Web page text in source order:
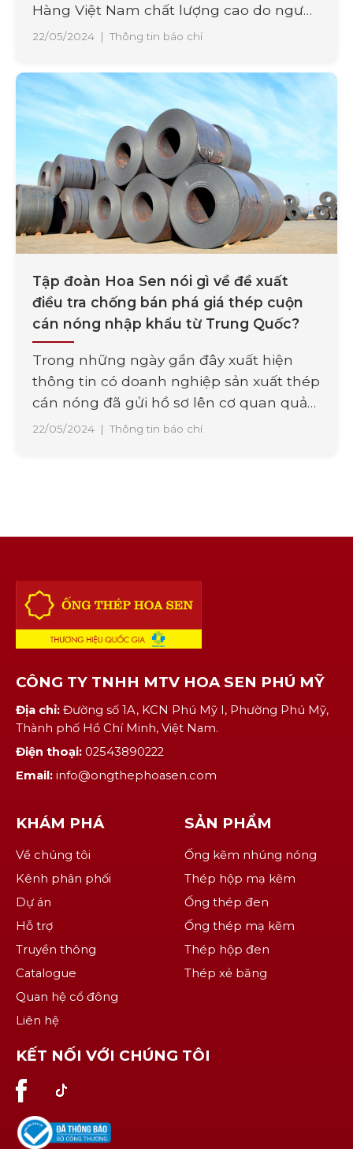
Hàng Việt Nam chất lượng cao do người
tiêu dùng bình chọn. Theo đó, các sản
chứng nhận Hàng Việt Nam chất lượng
cao năm 2024 bao gồm Tôn Hoa Sen,
Ống [...]
22/05/2024 | Thông tin báo chí
Tập đoàn Hoa Sen nói gì về đề xuất
điều tra chống bán phá giá thép cuộn
cán nóng nhập khẩu từ Trung Quốc?
Trong những ngày gần đây xuất hiện
thông tin có doanh nghiệp sản xuất thép
cán nóng đã gửi hồ sơ lên cơ quan quản
lý yêu cầu điều tra chống bán phá giá
22/05/2024 | Thông tin báo chí
CÔNG TY TNHH MTV HOA SEN PHÚ MỸ
Địa chỉ: Đường số 1A, KCN Phú Mỹ I, Phường Phú Mỹ,
Thành phố Hồ Chí Minh, Việt Nam.
Điện thoại: 02543890222
Email: info@ongthephoasen.com
KHÁM PHÁ
Về chúng tôi
Kênh phân phối
Dự án
Hỗ trợ
Truyền thông
Catalogue
Quan hệ cổ đông
Liên hệ
SẢN PHẨM
Ống kẽm nhúng nóng
Thép hộp mạ kẽm
Ống thép đen
Ống thép mạ kẽm
Thép hộp đen
Thép xẻ băng
KẾT NỐI VỚI CHÚNG TÔI